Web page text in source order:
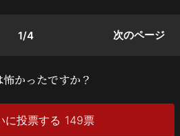
次のページ
1/4
怖かったですか？
に投票する 149票